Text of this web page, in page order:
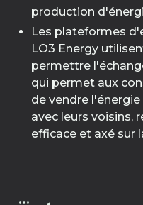
production
Les plateformes
LO3 Energy
permettre
qui permet aux
de vendre
avec leurs voisins,
efficace et axé sur